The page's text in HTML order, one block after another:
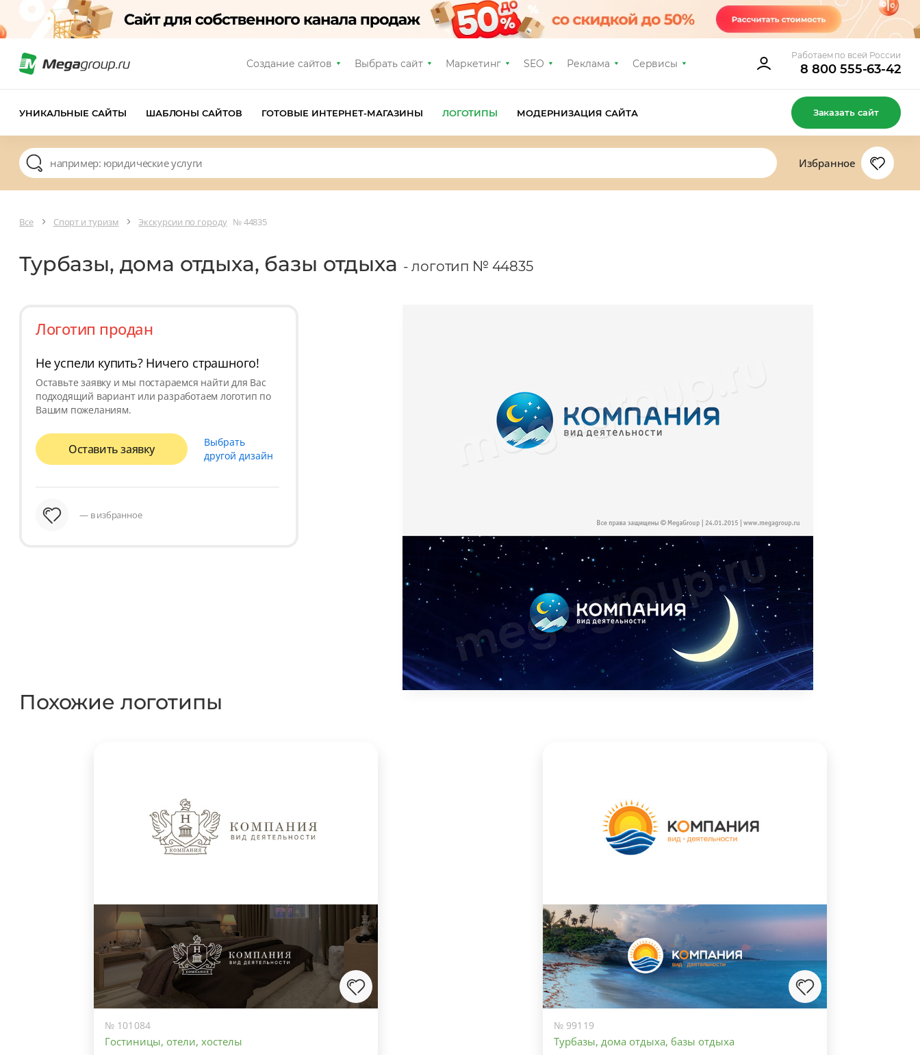
Создание сайтов Выбрать сайт Маркетинг SEO Реклама Сервисы
Работаем по всей России
8 800 555-63-42
УНИКАЛЬНЫЕ САЙТЫ ШАБЛОНЫ САЙТОВ ГОТОВЫЕ ИНТЕРНЕТ-МАГАЗИНЫ ЛОГОТИПЫ МОДЕРНИЗАЦИЯ САЙТА Заказать сайт
Избранное
Все Спорт и туризм Экскурсии по городу № 44835
Турбазы, дома отдыха, базы отдыха - логотип № 44835
Логотип продан
Не успели купить? Ничего страшного!
Оставьте заявку и мы постараемся найти для Вас
подходящий вариант или разработаем логотип по
Вашим пожеланиям.
Оставить заявку
Выбрать
другой дизайн
— в избранное
Похожие логотипы
№ 101084
Гостиницы, отели, хостелы
№ 99119
Турбазы, дома отдыха, базы отдыха